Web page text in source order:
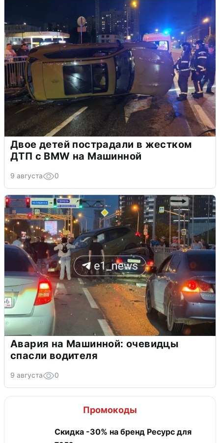
Двое детей пострадали в жестком
ДТП с BMW на Машинной
9 августа 0
Авария на Машинной: очевидцы
спасли водителя
9 августа 0
Промокоды
Скидка -30% на бренд Ресурс для